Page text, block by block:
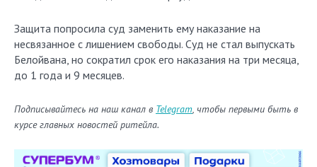
Защита попросила суд заменить ему наказание на
несвязанное с лишением свободы. Суд не стал выпускать
Белойвана, но сократил срок его наказания на три месяца,
до 1 года и 9 месяцев.
Подписывайтесь на наш канал в Telegram, чтобы первыми быть в
курсе главных новостей ритейла.